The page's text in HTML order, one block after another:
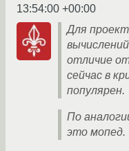
13:54:00 +00:00
Для
отличие
сейчас в
популярен.
По
это мопед.